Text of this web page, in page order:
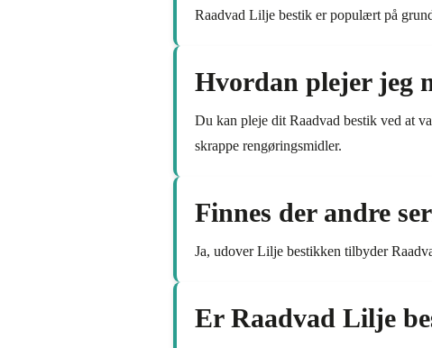
Raadvad Lilje bestik er populært på
Hvordan plejer jeg
Du kan pleje dit Raadvad bestik ved at
skrappe rengøringsmidler.
Finnes der andre
Ja, udover Lilje bestikken tilbyder
Er Raadvad Lilje